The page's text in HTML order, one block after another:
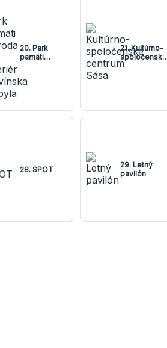
20. Park
pamäti
Devínska
21. Kultúrno-
spoločenské
centrum Sása
28. SPOT
29. Letný
pavilón